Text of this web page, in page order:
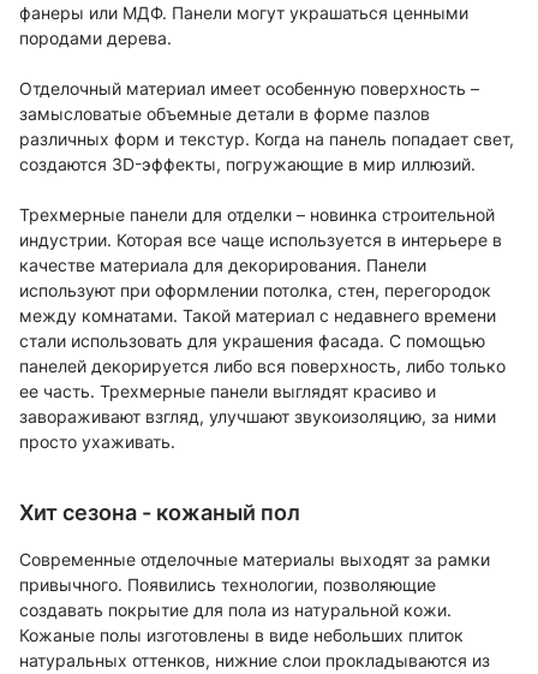
фанеры или МДФ. Панели могут украшаться ценными
породами дерева.
Отделочный материал имеет особенную поверхность –
замысловатые объемные детали в форме пазлов
различных форм и текстур. Когда на панель попадает свет,
создаются 3D-эффекты, погружающие в мир иллюзий.
Трехмерные панели для отделки – новинка строительной
индустрии. Которая все чаще используется в интерьере в
качестве материала для декорирования. Панели
используют при оформлении потолка, стен, перегородок
между комнатами. Такой материал с недавнего времени
стали использовать для украшения фасада. С помощью
панелей декорируется либо вся поверхность, либо только
ее часть. Трехмерные панели выглядят красиво и
завораживают взгляд, улучшают звукоизоляцию, за ними
просто ухаживать.
Хит сезона - кожаный пол
Современные отделочные материалы выходят за рамки
привычного. Появились технологии, позволяющие
создавать покрытие для пола из натуральной кожи.
Кожаные полы изготовлены в виде небольших плиток
натуральных оттенков, нижние слои прокладываются из